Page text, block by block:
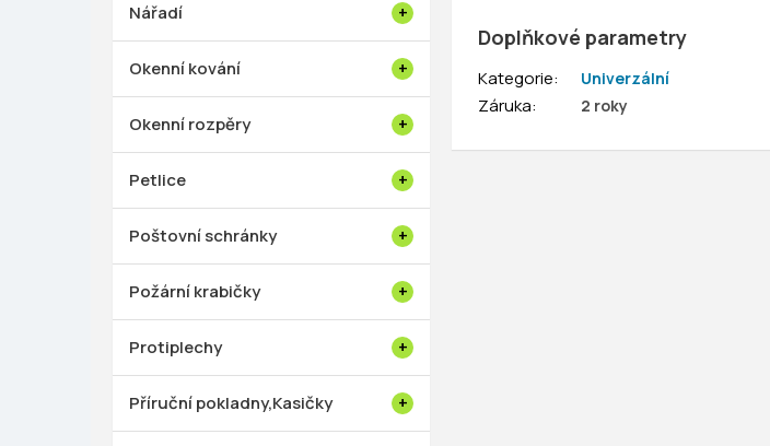
Nářadí
Okenní kování
Okenní rozpěry
Petlice
Poštovní schránky
Požární krabičky
Protiplechy
Příruční pokladny,Kasičky
Doplňkové parametry
Kategorie: Univerzální
Záruka: 2 roky